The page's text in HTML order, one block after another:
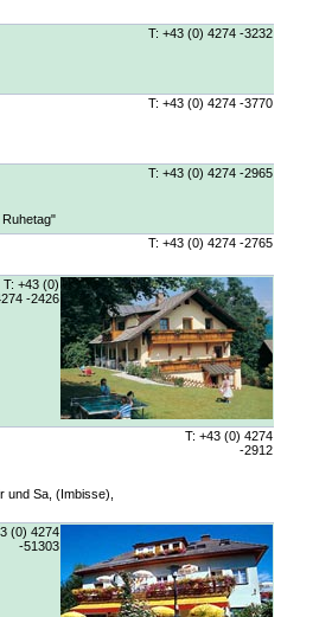
T: +43 (0) 4274 -3232
T: +43 (0) 4274 -3770
T: +43 (0) 4274 -2965
T: +43 (0) 4274 -2765
T: +43 (0)
-2426
T: +43 (0) 4274
-2912
und Sa, (Imbisse),
(0) 4274
-51303